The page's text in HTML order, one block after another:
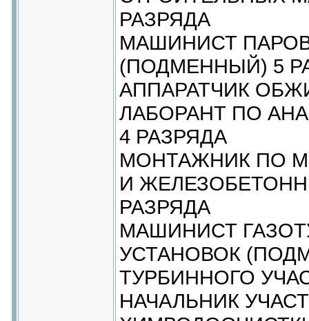
РАЗРЯДА
МАШИНИСТ
(ПОДМЕННЫЙ) 5
АППАРАТЧИК
ЛАБОРАНТ ПО
4 РАЗРЯДА
МОНТАЖНИК ПО
И
РАЗРЯДА
МАШИНИСТ
УСТАНОВОК
ТУРБИННОГО
НАЧАЛЬНИК